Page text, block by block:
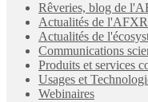
Rêveries, blog de
Actualités de l'AFXR
Actualités de
Communications
Produits et services
Usages et
Webinaires